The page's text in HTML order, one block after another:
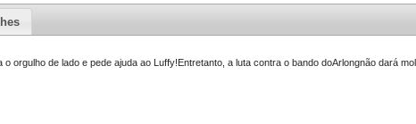
o orgulho de lado e pede ajuda ao Luffy!Entretanto, a luta contra o bando doArlongnão dará